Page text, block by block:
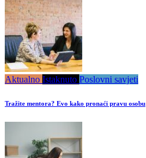
Aktualno Istaknuto Poslovni savjeti
Tražite mentora? Evo kako pronaći pravu osobu